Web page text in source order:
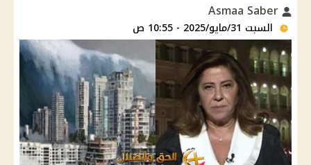
السبت 31/مايو/2025 - 10:55 ص